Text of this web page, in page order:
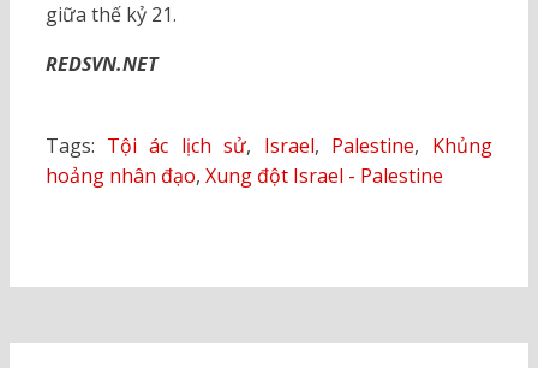
giữa thế kỷ 21.
REDSVN.NET
Tags: Tội ác lịch sử, Israel, Palestine, Khủng
hoảng nhân đạo, Xung đột Israel - Palestine